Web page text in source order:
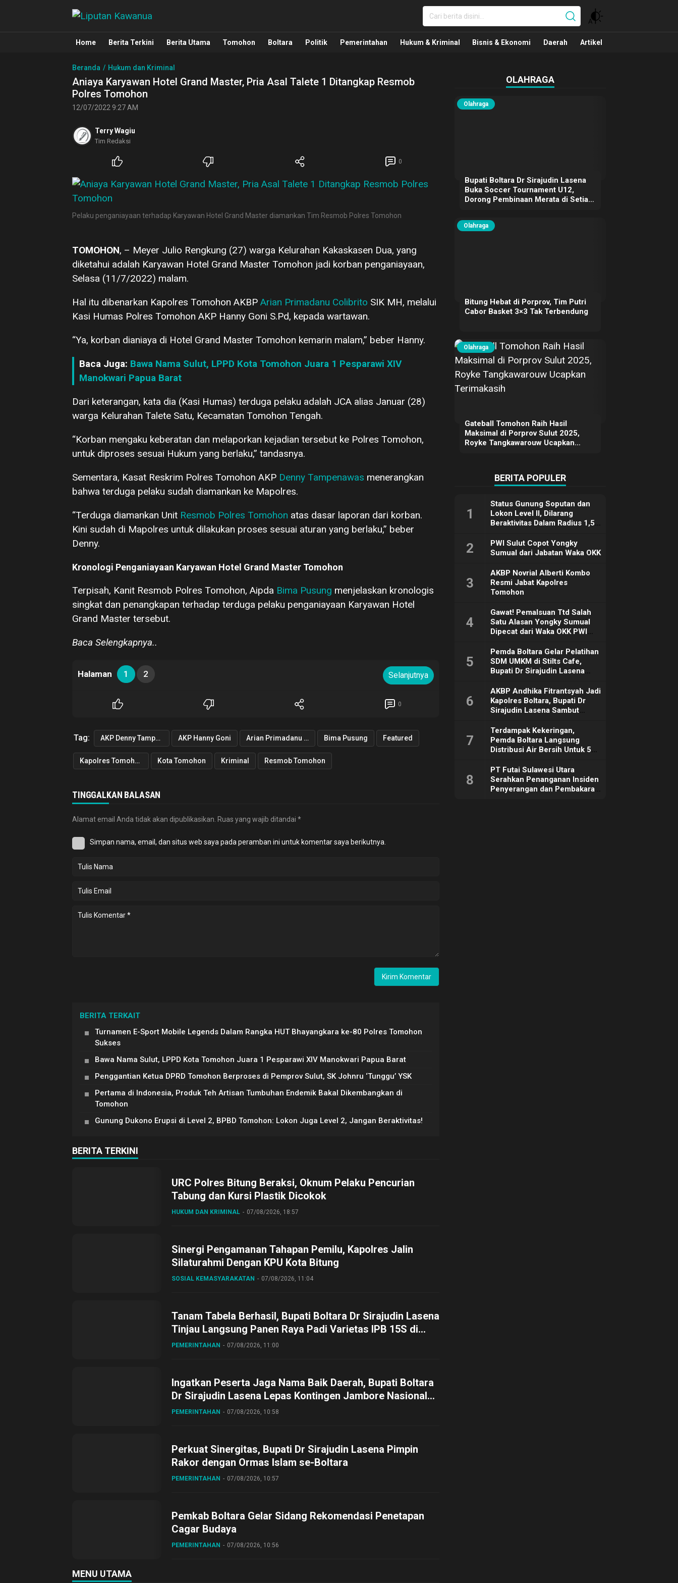
Liputan Kawanua
Berita Manado, Sulawesi Utara, Kawanua, Politik, Pemerintahan, Hukum Kriminal dan Nasional
Home Berita Terkini Berita Utama Tomohon Boltara Politik Pemerintahan Hukum & Kriminal Bisnis & Ekonomi Daerah Artikel
Beranda Hukum dan Kriminal
Aniaya Karyawan Hotel Grand Master, Pria Asal Talete 1 Ditangkap Resmob
Polres Tomohon
12/07/2022 9:27 AM
Terry Wagiu
Tim Redaksi
0
Pelaku penganiayaan terhadap Karyawan Hotel Grand Master diamankan Tim Resmob Polres Tomohon
TOMOHON, – Meyer Julio Rengkung (27) warga Kelurahan Kakaskasen Dua, yang
diketahui adalah Karyawan Hotel Grand Master Tomohon jadi korban penganiayaan,
Selasa (11/7/2022) malam.
Hal itu dibenarkan Kapolres Tomohon AKBP Arian Primadanu Colibrito SIK MH, melalui
Kasi Humas Polres Tomohon AKP Hanny Goni S.Pd, kepada wartawan.
“Ya, korban dianiaya di Hotel Grand Master Tomohon kemarin malam,” beber Hanny.
Baca Juga: Bawa Nama Sulut, LPPD Kota Tomohon Juara 1 Pesparawi XIV
Manokwari Papua Barat
Dari keterangan, kata dia (Kasi Humas) terduga pelaku adalah JCA alias Januar (28)
warga Kelurahan Talete Satu, Kecamatan Tomohon Tengah.
“Korban mengaku keberatan dan melaporkan kejadian tersebut ke Polres Tomohon,
untuk diproses sesuai Hukum yang berlaku,” tandasnya.
Sementara, Kasat Reskrim Polres Tomohon AKP Denny Tampenawas menerangkan
bahwa terduga pelaku sudah diamankan ke Mapolres.
“Terduga diamankan Unit Resmob Polres Tomohon atas dasar laporan dari korban.
Kini sudah di Mapolres untuk dilakukan proses sesuai aturan yang berlaku,” beber
Denny.
Kronologi Penganiayaan Karyawan Hotel Grand Master Tomohon
Terpisah, Kanit Resmob Polres Tomohon, Aipda Bima Pusung menjelaskan kronologis
singkat dan penangkapan terhadap terduga pelaku penganiayaan Karyawan Hotel
Grand Master tersebut.
Baca Selengkapnya..
Halaman 1 2 Selanjutnya
0
Tag: AKP Denny Tampenawas AKP Hanny Goni Arian Primadanu Colibrito Bima Pusung Featured
Kapolres Tomohon Kota Tomohon Kriminal Resmob Tomohon
TINGGALKAN BALASAN
Alamat email Anda tidak akan dipublikasikan. Ruas yang wajib ditandai *
Simpan nama, email, dan situs web saya pada peramban ini untuk komentar saya berikutnya.
BERITA TERKAIT
Turnamen E-Sport Mobile Legends Dalam Rangka HUT Bhayangkara ke-80 Polres Tomohon
Sukses
Bawa Nama Sulut, LPPD Kota Tomohon Juara 1 Pesparawi XIV Manokwari Papua Barat
Penggantian Ketua DPRD Tomohon Berproses di Pemprov Sulut, SK Johnru ‘Tunggu’ YSK
Pertama di Indonesia, Produk Teh Artisan Tumbuhan Endemik Bakal Dikembangkan di
Tomohon
Gunung Dukono Erupsi di Level 2, BPBD Tomohon: Lokon Juga Level 2, Jangan Beraktivitas!
BERITA TERKINI
URC Polres Bitung Beraksi, Oknum Pelaku Pencurian
Tabung dan Kursi Plastik Dicokok
HUKUM DAN KRIMINAL 07/08/2026, 18:57
Sinergi Pengamanan Tahapan Pemilu, Kapolres Jalin
Silaturahmi Dengan KPU Kota Bitung
SOSIAL KEMASYARAKATAN 07/08/2026, 11:04
Tanam Tabela Berhasil, Bupati Boltara Dr Sirajudin Lasena
Tinjau Langsung Panen Raya Padi Varietas IPB 15S di
Desa Gihang
PEMERINTAHAN 07/08/2026, 11:00
Ingatkan Peserta Jaga Nama Baik Daerah, Bupati Boltara
Dr Sirajudin Lasena Lepas Kontingen Jambore Nasional
ke XII di Buperta Cibubur
PEMERINTAHAN 07/08/2026, 10:58
Perkuat Sinergitas, Bupati Dr Sirajudin Lasena Pimpin
Rakor dengan Ormas Islam se-Boltara
PEMERINTAHAN 07/08/2026, 10:57
Pemkab Boltara Gelar Sidang Rekomendasi Penetapan
Cagar Budaya
PEMERINTAHAN 07/08/2026, 10:56
MENU UTAMA
OLAHRAGA
Olahraga
Bupati Boltara Dr Sirajudin Lasena
Buka Soccer Tournament U12,
Dorong Pembinaan Merata di Setiap
Olahraga
Bitung Hebat di Porprov, Tim Putri
Cabor Basket 3×3 Tak Terbendung
Olahraga
Gateball Tomohon Raih Hasil
Maksimal di Porprov Sulut 2025,
Royke Tangkawarouw Ucapkan
BERITA POPULER
1
Status Gunung Soputan dan
Lokon Level II, Dilarang
Beraktivitas Dalam Radius 1,5
2
PWI Sulut Copot Yongky
Sumual dari Jabatan Waka OKK
3
AKBP Novrial Alberti Kombo
Resmi Jabat Kapolres
Tomohon
4
Gawat! Pemalsuan Ttd Salah
Satu Alasan Yongky Sumual
Dipecat dari Waka OKK PWI
5
Pemda Boltara Gelar Pelatihan
SDM UMKM di Stilts Cafe,
Bupati Dr Sirajudin Lasena
Dorong Ekonomi Daerah
6
AKBP Andhika Fitrantsyah Jadi
Kapolres Boltara, Bupati Dr
Sirajudin Lasena Sambut
7
Terdampak Kekeringan,
Pemda Boltara Langsung
Distribusi Air Bersih Untuk 50
8
PT Futai Sulawesi Utara
Serahkan Penanganan Insiden
Penyerangan dan Pembakaran